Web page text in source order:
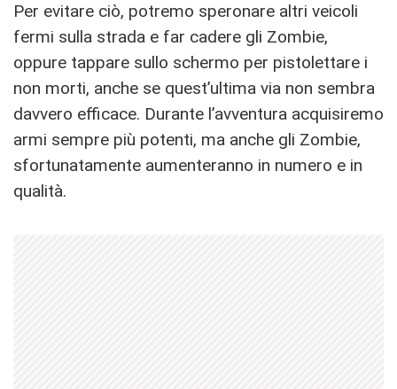
Per evitare ciò, potremo speronare altri veicoli
fermi sulla strada e far cadere gli Zombie,
oppure tappare sullo schermo per pistolettare i
non morti, anche se quest’ultima via non sembra
davvero efficace. Durante l’avventura acquisiremo
armi sempre più potenti, ma anche gli Zombie,
sfortunatamente aumenteranno in numero e in
qualità.